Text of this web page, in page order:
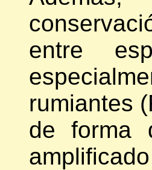
entre
rumiantes
de forma